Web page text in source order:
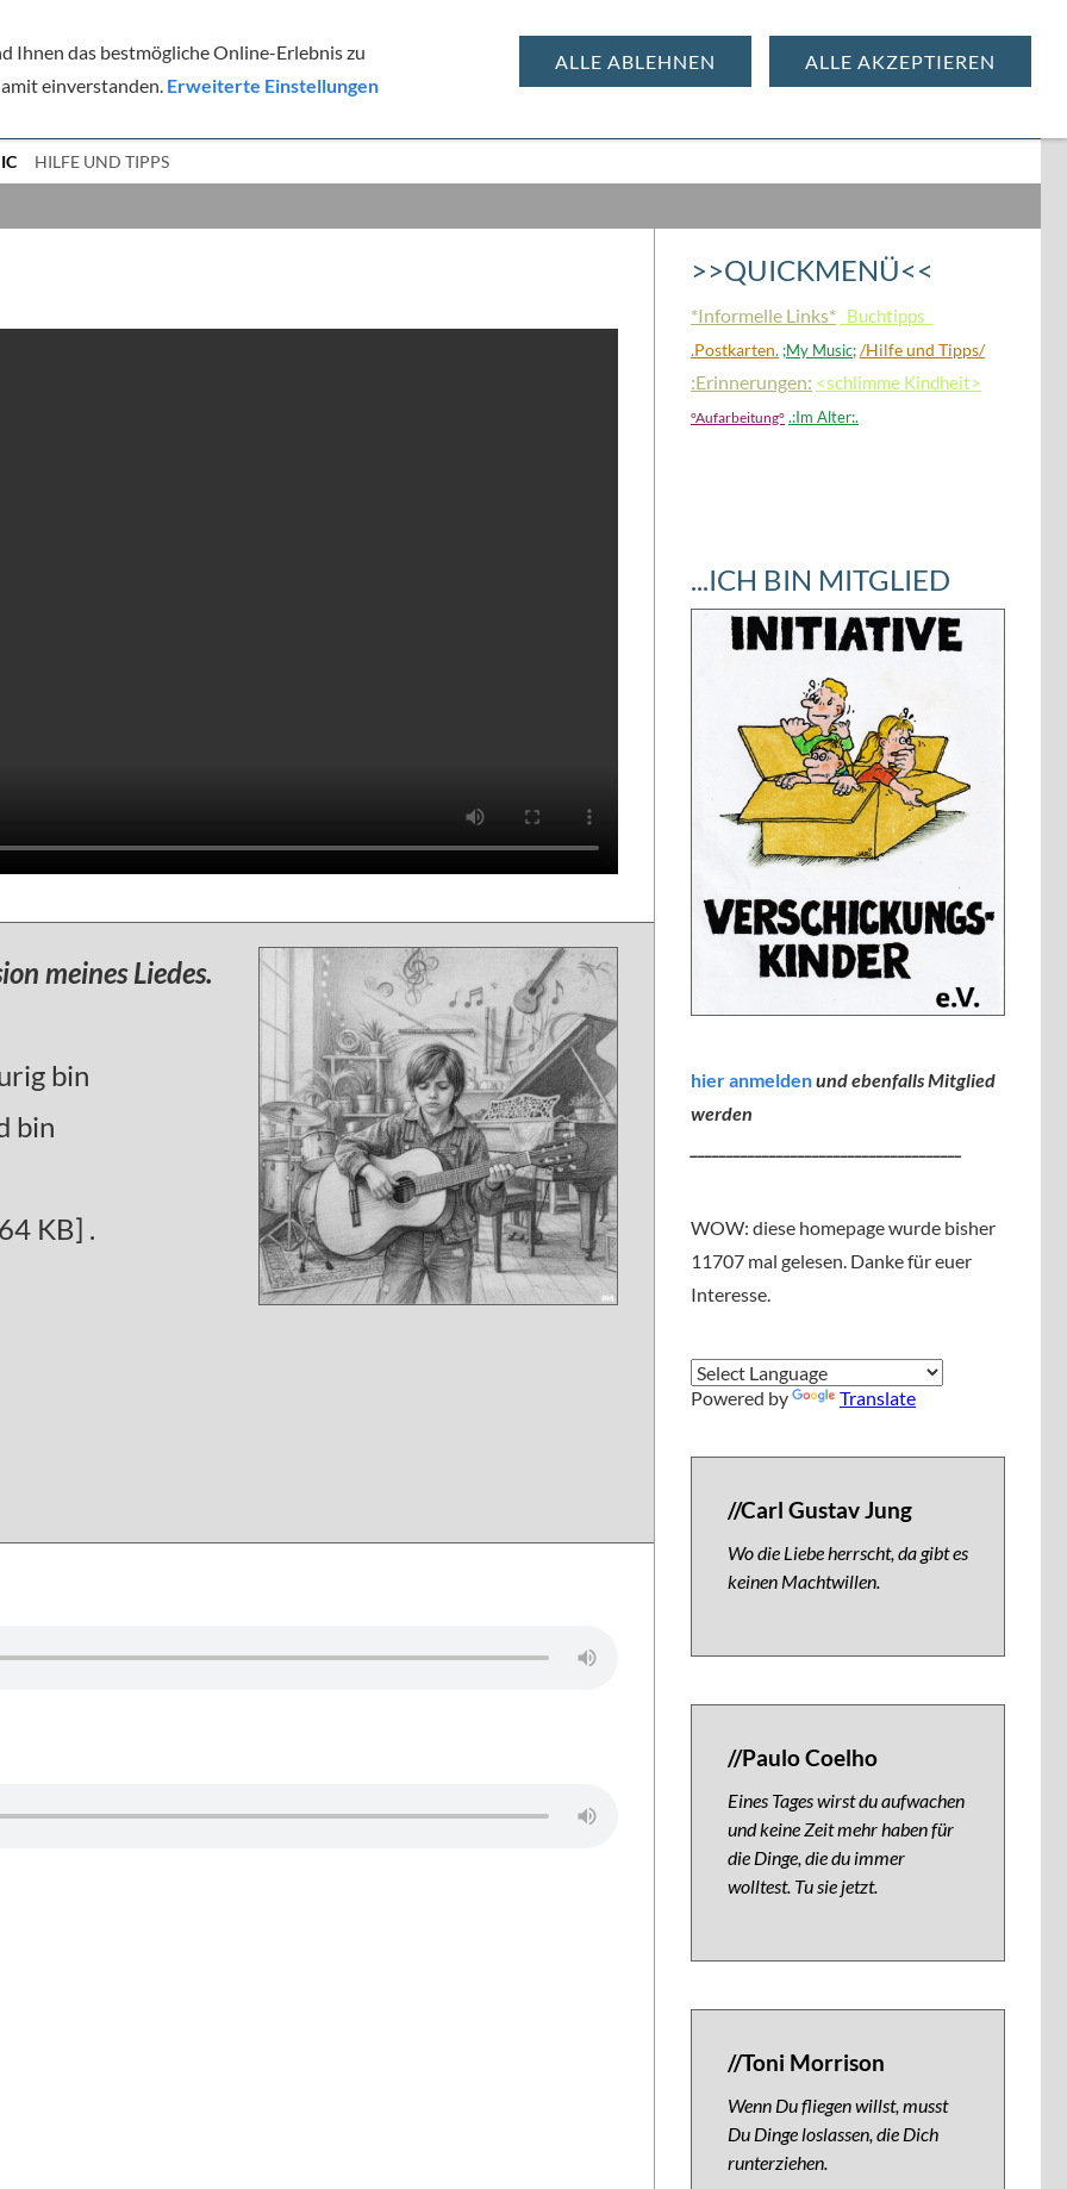
HILFE UND TIPPS
meines Liedes.
bin
bin
KB] .
>>QUICKMENÜ<<
*Informelle Links* _Buchtipps_
.Postkarten. ;My Music;/Hilfe und Tipps/
:Erinnerungen: <schlimme Kindheit>
°Aufarbeitung° .:Im Alter:.
...ICH BIN MITGLIED
hier anmeldenund ebenfalls Mitglied
werden
WOW: diese homepage wurde bisher
11707 mal gelesen. Danke für euer
Interesse.
Powered by Translate
//Carl Gustav Jung
Wo die Liebe herrscht, da gibt es
keinen Machtwillen.
//Paulo Coelho
Eines Tages wirst du aufwachen
und keine Zeit mehr haben für
die Dinge, die du immer
wolltest. Tu sie jetzt.
//Toni Morrison
Wenn Du fliegen willst, musst
Du Dinge loslassen, die Dich
runterziehen.
Ihnen das bestmögliche Online-Erlebnis zu
einverstanden. Erweiterte Einstellungen
ALLE AKZEPTIEREN
ALLE ABLEHNEN